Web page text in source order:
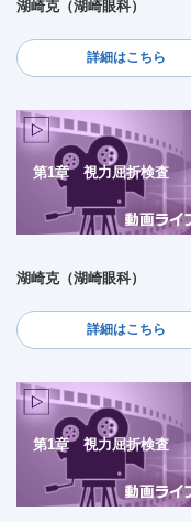
湖崎克（湖崎眼科）
詳細はこちら
第1章 視力屈折検査
湖崎克（湖崎眼科）
詳細はこちら
第1章 視力屈折検査